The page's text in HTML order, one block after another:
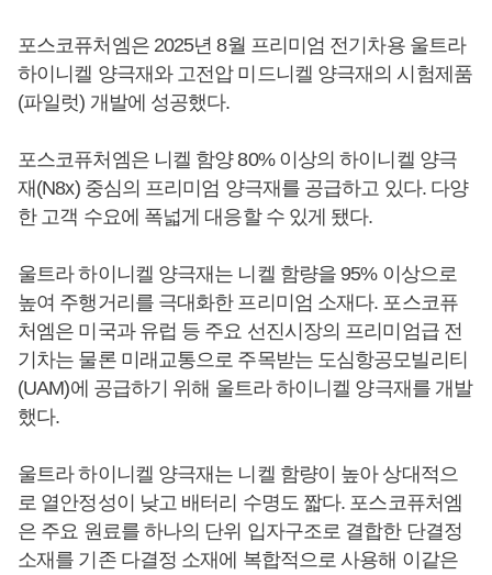
포스코퓨처엠은 2025년 8월 프리미엄 전기차용 울트라
하이니켈 양극재와 고전압 미드니켈 양극재의 시험제품
(파일럿) 개발에 성공했다.
포스코퓨처엠은 니켈 함양 80% 이상의 하이니켈 양극
재(N8x) 중심의 프리미엄 양극재를 공급하고 있다. 다양
한 고객 수요에 폭넓게 대응할 수 있게 됐다.
울트라 하이니켈 양극재는 니켈 함량을 95% 이상으로
높여 주행거리를 극대화한 프리미엄 소재다. 포스코퓨
처엠은 미국과 유럽 등 주요 선진시장의 프리미엄급 전
기차는 물론 미래교통으로 주목받는 도심항공모빌리티
(UAM)에 공급하기 위해 울트라 하이니켈 양극재를 개발
했다.
울트라 하이니켈 양극재는 니켈 함량이 높아 상대적으
로 열안정성이 낮고 배터리 수명도 짧다. 포스코퓨처엠
은 주요 원료를 하나의 단위 입자구조로 결합한 단결정
소재를 기존 다결정 소재에 복합적으로 사용해 이같은